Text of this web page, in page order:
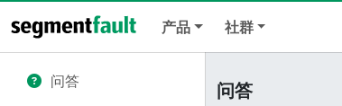
产品 社群
问答
问答